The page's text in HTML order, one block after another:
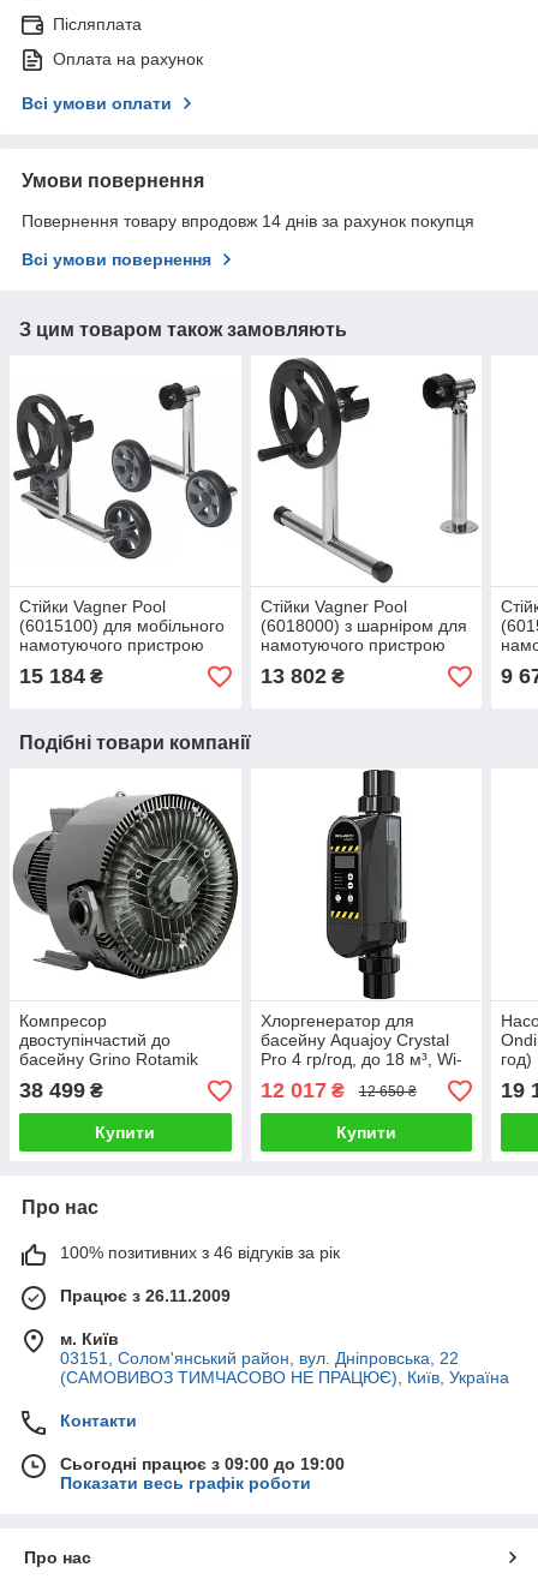
Післяплата
Оплата на рахунок
Всі умови оплати
Умови повернення
Повернення товару впродовж 14 днів за рахунок покупця
Всі умови повернення
З цим товаром також замовляють
Стійки Vagner Pool
(6015100) для мобільного
намотуючого пристрою
15 184 ₴
Стійки Vagner Pool
(6018000) з шарніром для
намотуючого пристрою
13 802₴ 9
Подібні товари компанії
Компресор
двоступінчастий до
басейну Grino Rotamik
SKS 80 2VM.B (88 м³/год)
0,7 кВт
38 499 ₴
Купити
Хлоргенератор для
басейну Aquajoy Crystal
Pro 4 гр/год, до 18 м³, Wi-
12 017₴ 12 650 ₴
Купити
год)
19
Про нас
100% позитивних з 46 відгуків за рік
Працює з 26.11.2009
м. Київ
03151, Солом'янський район, вул. Дніпровська, 22
(САМОВИВОЗ ТИМЧАСОВО НЕ ПРАЦЮЄ), Київ, Україна
Контакти
Сьогодні працює з 09:00 до 19:00
Показати весь графік роботи
Про нас